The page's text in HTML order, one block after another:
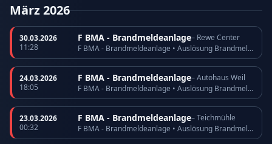
März 2026
30.03.2026
11:28
F BMA - Brandmeldeanlage– Rewe Center
F BMA - Brandmeldeanlage • Auslösung Brandmeldeanlage
24.03.2026
18:05
F BMA - Brandmeldeanlage– Autohaus Weil
F BMA - Brandmeldeanlage • Auslösung Brandmeldeanlage
23.03.2026
00:32
F BMA - Brandmeldeanlage– Teichmühle
F BMA - Brandmeldeanlage • Auslösung Brandmeldeanlage